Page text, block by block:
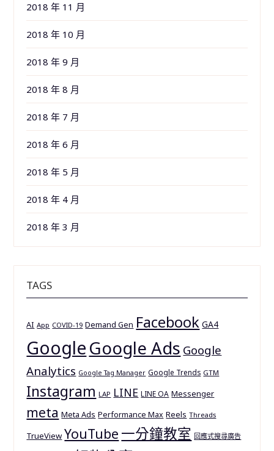
2018 年 11 月
2018 年 10 月
2018 年 9 月
2018 年 8 月
2018 年 7 月
2018 年 6 月
2018 年 5 月
2018 年 4 月
2018 年 3 月
TAGS
AI App COVID-19 Demand Gen Facebook GA4
GoogleGoogle Ads Google
Analytics Google Tag Manager Google Trends GTM
Instagram LAP LINE LINE OA Messenger
meta Meta Ads Performance Max Reels Threads
TrueView YouTube 一分鐘教室 回應式搜尋廣告